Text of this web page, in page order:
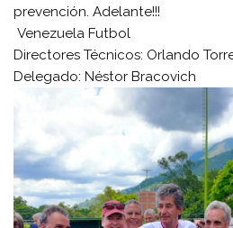
prevención. Adelante!!!
Venezuela Futbol
Directores Técnicos: Orlando
Delegado: Néstor Bracovich